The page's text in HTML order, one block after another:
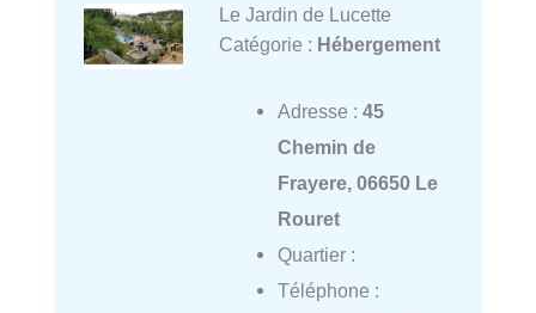
Le Jardin de Lucette
Catégorie : Hébergement
Adresse : 45
Chemin de
Frayere, 06650 Le
Rouret
Quartier :
Téléphone :